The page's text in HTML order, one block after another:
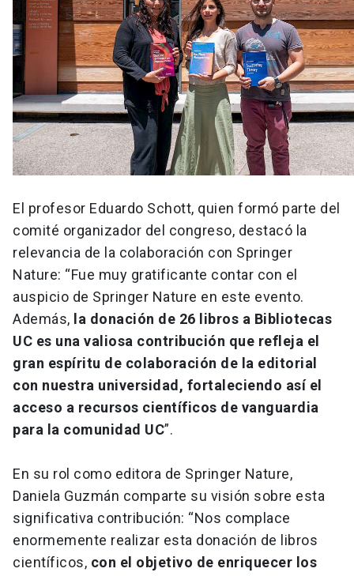
El profesor Eduardo Schott, quien formó parte del
comité organizador del congreso, destacó la
relevancia de la colaboración con Springer
Nature: “Fue muy gratificante contar con el
auspicio de Springer Nature en este evento.
Además, la donación de 26 libros a Bibliotecas
UC es una valiosa contribución que refleja el
gran espíritu de colaboración de la editorial
con nuestra universidad, fortaleciendo así el
acceso a recursos científicos de vanguardia
para la comunidad UC”.
En su rol como editora de Springer Nature,
Daniela Guzmán comparte su visión sobre esta
significativa contribución: “Nos complace
enormemente realizar esta donación de libros
científicos, con el objetivo de enriquecer los